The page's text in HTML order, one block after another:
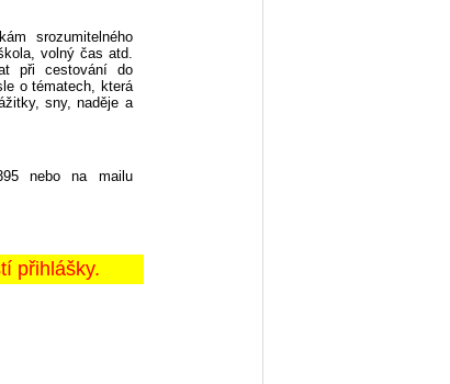
srozumitelného
volný čas atd.
při cestování do
o tématech, která
sny, naděje a
nebo na mailu
přihlášky.